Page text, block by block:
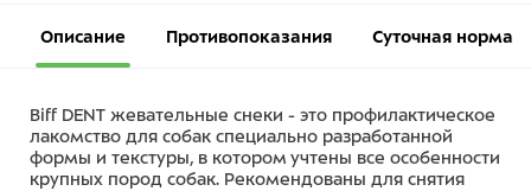
Описание Противопоказания Суточная норма
Biff DENT жевательные снеки - это профилактическое
лакомство для собак специально разработанной
формы и текстуры, в котором учтены все особенности
крупных пород собак. Рекомендованы для снятия